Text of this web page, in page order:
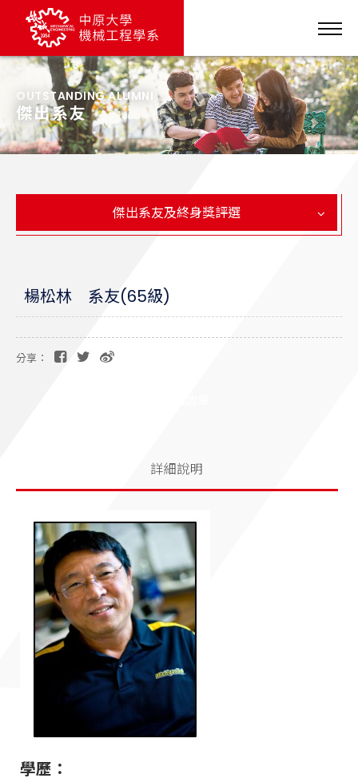
OUTSTANDING ALUMNI
傑出系友
傑出系友及終身獎評選
楊松林 系友(65級)
分享：
詳細說明
學歷：